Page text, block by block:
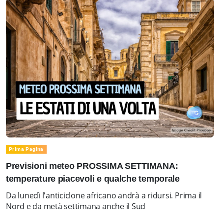
Prima Pagina
Previsioni meteo PROSSIMA SETTIMANA:
temperature piacevoli e qualche temporale
Da lunedì l'anticiclone africano andrà a ridursi. Prima il
Nord e da metà settimana anche il Sud